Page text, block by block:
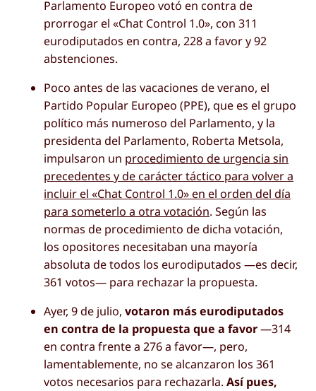
Parlamento Europeo votó en contra de
prorrogar el «Chat Control 1.0», con 311
eurodiputados en contra, 228 a favor y 92
abstenciones.
Poco antes de las vacaciones de verano, el
Partido Popular Europeo (PPE), que es el grupo
político más numeroso del Parlamento, y la
presidenta del Parlamento, Roberta Metsola,
impulsaron un procedimiento de urgencia sin
precedentes y de carácter táctico para volver a
incluir el «Chat Control 1.0» en el orden del día
para someterlo a otra votación. Según las
normas de procedimiento de dicha votación,
los opositores necesitaban una mayoría
absoluta de todos los eurodiputados —es decir,
361 votos— para rechazar la propuesta.
Ayer, 9 de julio,votaron más eurodiputados
en contra de la propuesta que a favor—314
en contra frente a 276 a favor—, pero,
lamentablemente, no se alcanzaron los 361
votos necesarios para rechazarla.Así pues,